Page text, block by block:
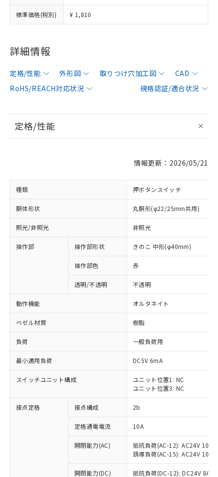
標準価格(税別) ¥ 1,810
詳細情報
定格/性能 外形図 取りつけ穴加工図
CAD
RoHS/REACH対応状況
規格認証/適合状況
定格/性能
情報更新：2026/05/21
種類 押ボタンスイッチ
胴体形状 丸胴形(φ22/25mm共用)
照光/非照光 非照光
操作部 操作部形状 きのこ 中形(φ40mm)
操作部色 赤
透明/不透明 不透明
動作機能 オルタネイト
ベゼル材質 樹脂
負荷 一般負荷用
最小適用負荷 DC5V 6mA
スイッチユニット構成
ユニット位置1: NC
ユニット位置3: NC
接点定格 接点構成 2b
定格通電電流 10A
開閉能力(AC)
抵抗負荷(AC-12): AC24V 10A/
誘導負荷(AC-15): AC24V
開閉能力(DC) 抵抗負荷(DC-12): DC24V 8A/
ご利用条件
※1 対応状況
対応済み：EU RoHS指令（10物質）の
非含有に対応した製品が提供可能な商品で
対応予定：EU RoHS指令（10物質）の非含
有に対応した製品に切り替える予定のある